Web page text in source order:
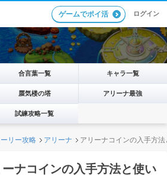
ゲームでポイ活 ログイン
合言葉一覧 キャラ一覧
蜃気楼の塔 アリーナ最強
試練攻略一覧
リー攻略 アリーナ アリーナコインの入手方
ーナコインの入手方法と使い